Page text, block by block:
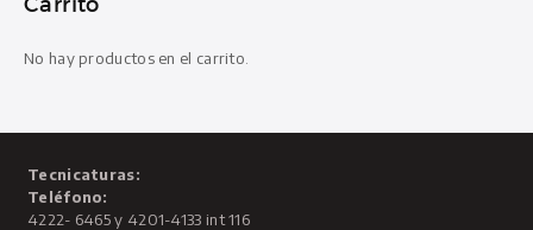
No hay productos en el carrito.
Tecnicaturas:
Teléfono:
4222- 6465 y 4201-4133 int 116